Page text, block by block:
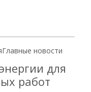
Главные новости
для
работ